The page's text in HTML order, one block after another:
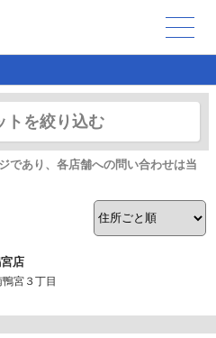
トを絞り込む
であり、各店舗への問い合わせは当
店
宮３丁目